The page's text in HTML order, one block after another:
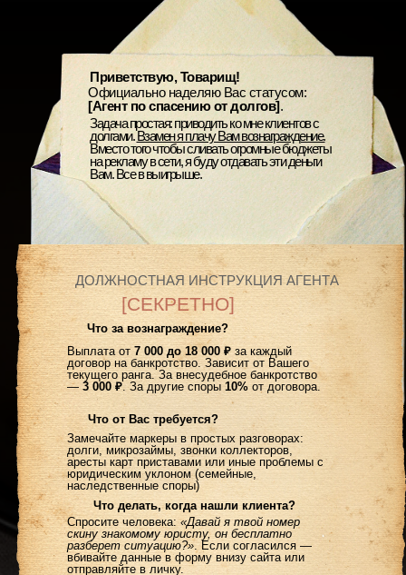
Приветствую, Товарищ!
Официально наделяю Вас статусом:
[Агент по спасению от долгов].
Задача простая: приводить ко мне клиентов с
долгами.Взамен я плачу Вам вознаграждение.
Вместо того чтобы сливать огромные бюджеты
на рекламу в сети, я буду отдавать эти деньги
Вам. Все в выигрыше.
[СЕКРЕТНО]
ДОЛЖНОСТНАЯ ИНСТРУКЦИЯ АГЕНТА
Что за вознаграждение?
Выплата от 7 000 до 18 000 ₽ за каждый
договор на банкротство. Зависит от Вашего
текущего ранга. За внесудебное банкротство
—3 000 ₽. За другие споры 10%от договора.
Что от Вас требуется?
Замечайте маркеры в простых разговорах:
долги, микрозаймы, звонки коллекторов,
аресты карт приставами или иные проблемы с
юридическим уклоном (семейные,
наследственные споры)
Что делать, когда нашли клиента?
Спросите человека: «Давай я твой номер
скину знакомому юристу, он бесплатно
разберет ситуацию?». Если согласился —
вбивайте данные в форму внизу сайта или
отправляйте в личку.